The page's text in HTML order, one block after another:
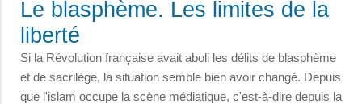
Le blasphème. Les limites de la
liberté
Si la Révolution française avait aboli les délits de blasphème
et de sacrilège, la situation semble bien avoir changé. Depuis
que l'islam occupe la scène médiatique, c'est-à-dire depuis la